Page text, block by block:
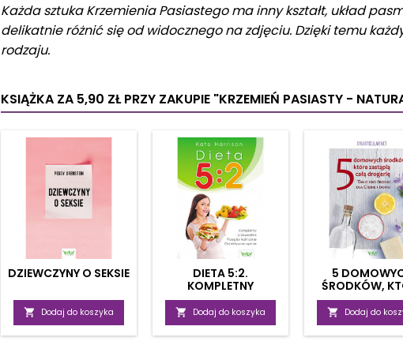
Każda sztuka Krzemienia Pasiastego ma inny kształt, układ
delikatnie różnić się od widocznego na zdjęciu. Dzięki temu
rodzaju.
KSIĄŻKA ZA 5,90 ZŁPRZY ZAKUPIE "KRZEMIEŃ PASIASTY -
DZIEWCZYNY O SEKSIE
 Dodaj do koszyka
DIETA 5:2.
KOMPLETNY
PRZEWODNIK
PRZEPISY KULINARNE,
OBIEKTYWNE OPINIE
 Dodaj do koszyka
5
ŚRODKÓW,
ZASTĄPIĄ
 Dodaj do